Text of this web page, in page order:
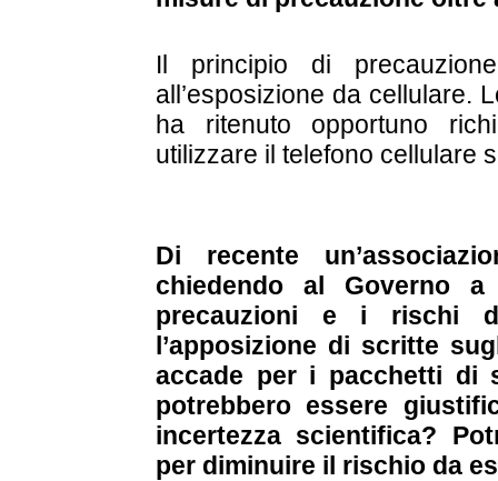
Il principio di
all’esposizione da cellulare.
ha ritenuto opportuno
utilizzare il telefono cellulare
Di recente
chiedendo al Governo
precauzioni e i rischi
l’apposizione di scritte
accade per i pacchetti di
potrebbero essere
incertezza scientifica?
per diminuire il rischio da